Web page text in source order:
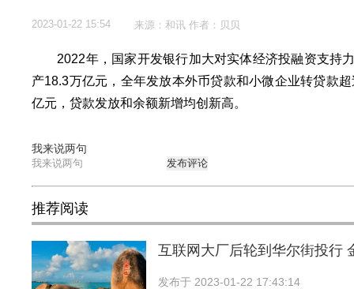
2023-01-22 15:54 来源：和讯 作者：贝贝
2022年，国家开发银行加大对实体经济投融资支持
产18.3万亿元，全年发放本外币贷款和小微企业转贷款
亿元，贷款发放和余额新增均创新高。
我来说两句
发布评论
推荐阅读
互联网大厂后轮到华尔街投行
发布于 2023-01-22 17:43:14